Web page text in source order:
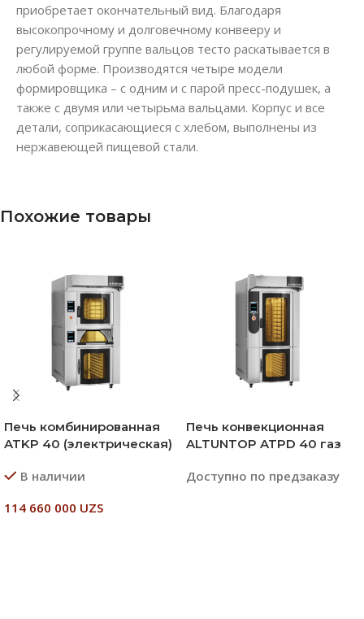
приобретает окончательный вид. Благодаря
высокопрочному и долговечному конвееру и
регулируемой группе вальцов тесто раскатывается в
любой форме. Производятся четыре модели
формировщика – с одним и с парой пресс-подушек, а
также с двумя или четырьма вальцами. Корпус и все
детали, соприкасающиеся с хлебом, выполнены из
нержавеющей пищевой стали.
Похожие товары
Печь комбинированная
ATKP 40 (электрическая)
В наличии
114 660 000 UZS
Печь конвекционная
ALTUNTOP ATPD 40 газ
Доступно по предзаказу